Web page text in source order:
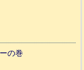
報
告の巻